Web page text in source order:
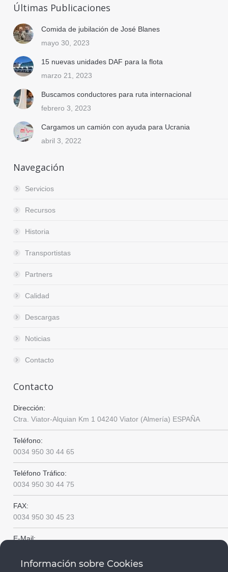
Últimas Publicaciones
Comida de jubilación de José Blanes
mayo 30, 2023
15 nuevas unidades DAF para la flota
marzo 21, 2023
Buscamos conductores para ruta internacional
febrero 3, 2023
Cargamos un camión con ayuda para Ucrania
abril 3, 2022
Navegación
Servicios
Recursos
Historia
Transportistas
Partners
Calidad
Descargas
Noticias
Contacto
Contacto
Dirección:
Ctra. Viator-Alquian Km 1 04240 Viator (Almería) ESPAÑA
Teléfono:
0034 950 30 44 65
Teléfono Tráfico:
0034 950 30 44 75
FAX:
0034 950 30 45 23
E-Mail:
Información sobre Cookies